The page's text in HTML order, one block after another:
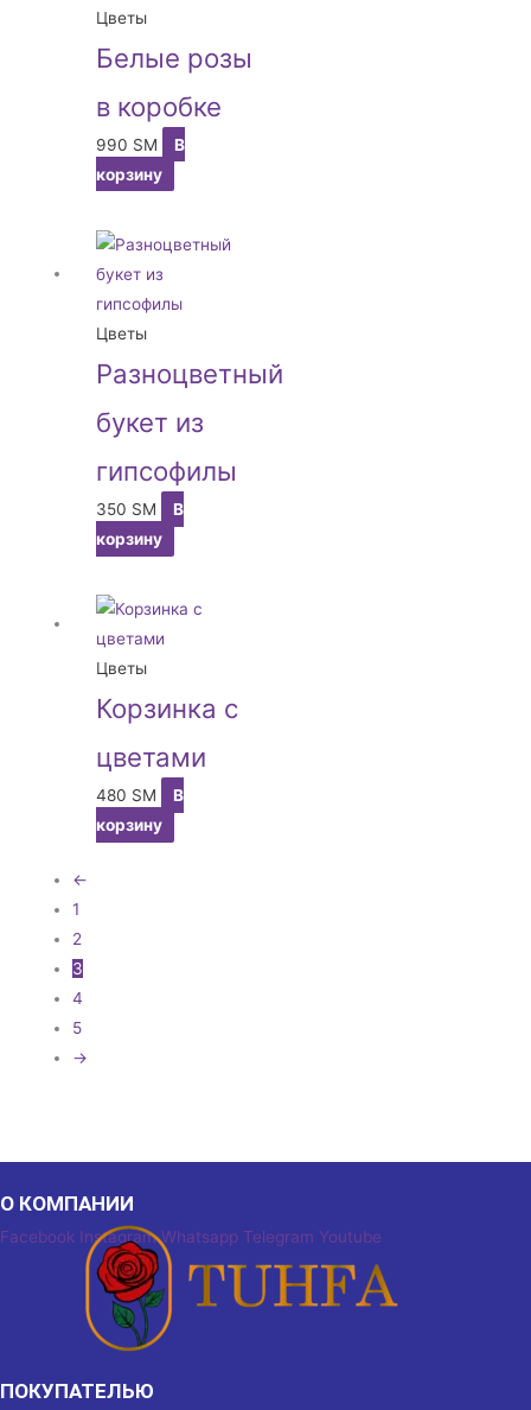
Цветы
Белые розы
в коробке
990 ЅМ
В
корзину
Цветы
Разноцветный
букет из
гипсофилы
350 ЅМ
В
корзину
Цветы
Корзинка с
цветами
480 ЅМ
В
корзину
←
1
2
3
4
5
→
О КОМПАНИИ
Facebook Instagram Whatsapp Telegram Youtube
ПОКУПАТЕЛЬЮ